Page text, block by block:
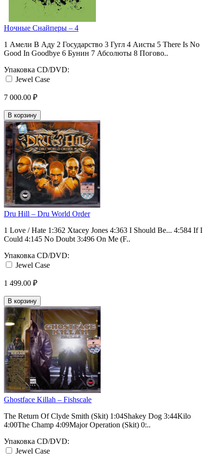
Ночные Снайперы ‎– 4
1 Амели В Аду 2 Государство 3 Гугл 4 Аисты 5 There Is No
Good In Goodbye 6 Бунин 7 Абсолюты 8 Погово..
Упаковка CD/DVD:
Jewel Case
7 000.00 ₽
В корзину
Dru Hill ‎– Dru World Order
1 Love / Hate 1:362 Xtacey Jones 4:363 I Should Be... 4:584 If I
Could 4:145 No Doubt 3:496 On Me (F..
Упаковка CD/DVD:
Jewel Case
1 499.00 ₽
В корзину
Ghostface Killah ‎– Fishscale
The Return Of Clyde Smith (Skit) 1:04Shakey Dog 3:44Kilo
4:00The Champ 4:09Major Operation (Skit) 0:..
Упаковка CD/DVD:
Jewel Case